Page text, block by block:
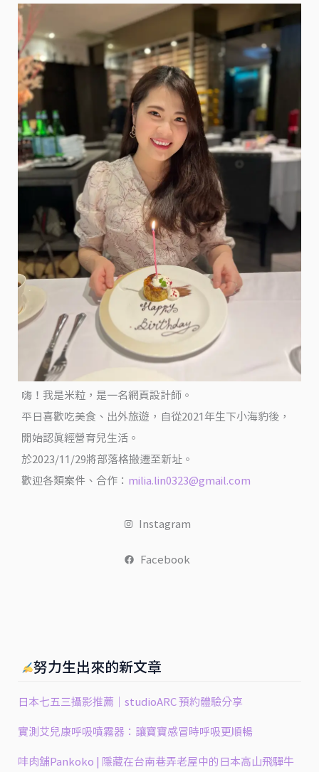
愛
國
吃
字
燒
唷！
@
米
粒
愛
出
秋
葉
原‧
最
好
吃
親
子
丼
這
(鳥
つ
自
然
米
粒
愛
出
國
嗨！我是米粒，是一名網頁設計師。
平日喜歡吃美食、出外旅遊，自從2021年生下小海豹後，
開始認真經營育兒生活。
於2023/11/29將部落格搬遷至新址。
歡迎各類案件、合作： milia.lin0323@gmail.com
Instagram
Facebook
努力生出來的新文章
日本七五三攝影推薦｜studioARC 預約體驗分享
實測艾兒康呼吸噴霧器：讓寶寶感冒時呼吸更順暢
㕩肉舖Pankoko | 隱藏在台南巷弄老屋中的日本高山飛驒牛